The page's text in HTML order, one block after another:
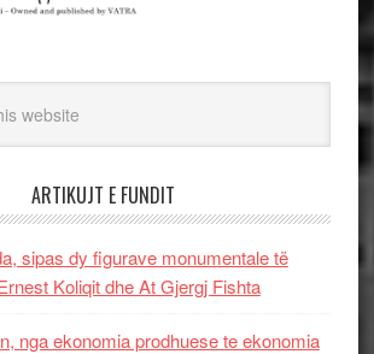
ARTIKUJT E FUNDIT
sipas dy figurave monumentale të
Koliqit dhe At Gjergj Fishta
nga ekonomia prodhuese te ekonomia